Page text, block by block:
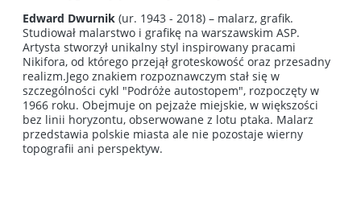
Edward Dwurnik (ur. 1943 - 2018) – malarz, grafik.
Studiował malarstwo i grafikę na warszawskim ASP.
Artysta stworzył unikalny styl inspirowany pracami
Nikifora, od którego przejął groteskowość oraz przesadny
realizm.Jego znakiem rozpoznawczym stał się w
szczególności cykl "Podróże autostopem", rozpoczęty w
1966 roku. Obejmuje on pejzaże miejskie, w większości
bez linii horyzontu, obserwowane z lotu ptaka. Malarz
przedstawia polskie miasta ale nie pozostaje wierny
topografii ani perspektyw.